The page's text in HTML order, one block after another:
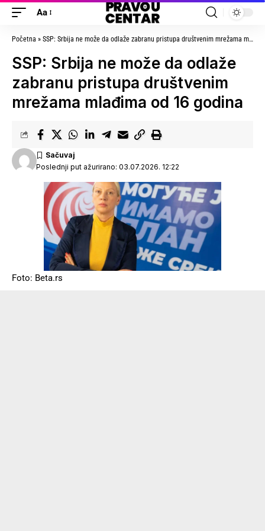
Aa
Početna » SSP: Srbija ne može da odlaže zabranu pristupa društvenim mrežama mlađima od 16 godina
SSP: Srbija ne može da odlaže
zabranu pristupa društvenim
mrežama mlađima od 16 godina
Poslednji put ažurirano: 03.07.2026. 12:22
Foto: Beta.rs